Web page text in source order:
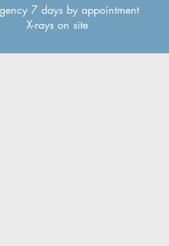
7 days by appointment
X-rays on site